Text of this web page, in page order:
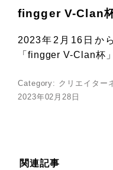
fingger V-Clan
2023年2月16日か
「fingger V-Clan杯
Category: クリエイター
2023年02月28日
関連記事